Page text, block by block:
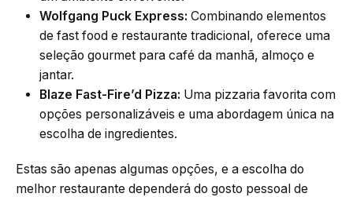
Wolfgang Puck Express: Combinando elementos
de fast food e restaurante tradicional, oferece uma
seleção gourmet para café da manhã, almoço e
jantar.
Blaze Fast-Fire’d Pizza: Uma pizzaria favorita com
opções personalizáveis e uma abordagem única na
escolha de ingredientes.
Estas são apenas algumas opções, e a escolha do
melhor restaurante dependerá do gosto pessoal de